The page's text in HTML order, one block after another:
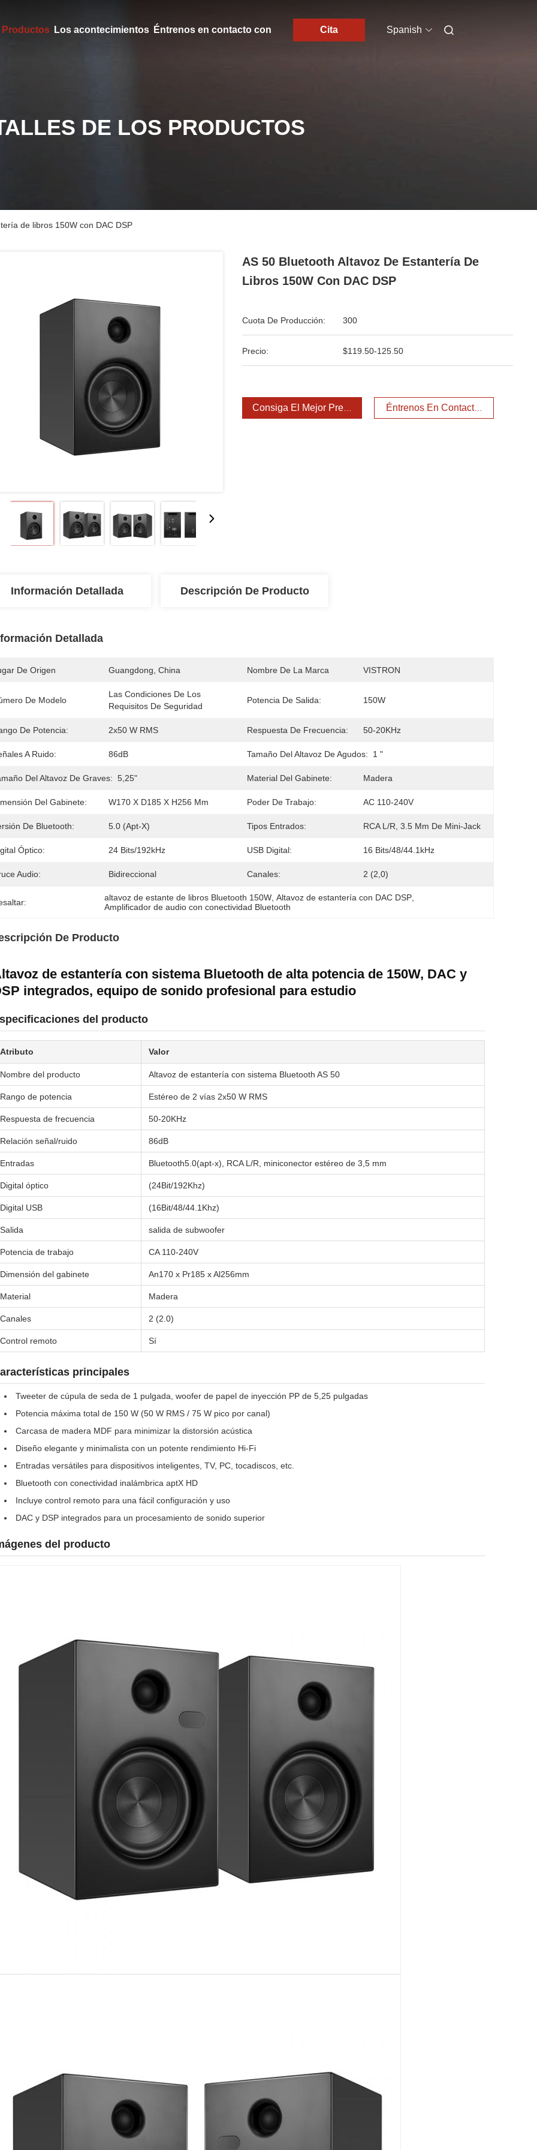
Productos Los acontecimientos Éntrenos en contacto con Cita Spanish
DE LOS PRODUCTOS
de libros 150W con DAC DSP
AS 50 Bluetooth Altavoz De Estantería De
Libros 150W Con DAC DSP
Cuota De Producción: 300
Precio: $119.50-125.50
Consiga El Mejor Precio Éntrenos En Contacto Con
Información Detallada Descripción De Producto
Detallada
De Origen Guangdong, China Nombre De La Marca VISTRON
De Modelo
Las Condiciones De Los
Requisitos De Seguridad
Potencia De Salida: 150W
De Potencia: 2x50 W RMS Respuesta De Frecuencia: 50-20KHz
A Ruido: 86dB Tamaño Del Altavoz De Agudos: 1 "
Del Altavoz De Graves: 5,25" Material Del Gabinete: Madera
Del Gabinete: W170 X D185 X H256 Mm Poder De Trabajo: AC 110-240V
De Bluetooth: 5.0 (apt-X) Tipos Entrados: RCA L/R, 3.5 Mm De Mini-Jack
Óptico: 24 Bits/192kHz USB Digital: 16 Bits/48/44.1kHz
Audio: Bidireccional Canales: 2 (2,0)
altavoz de estante de libros Bluetooth 150W , Altavoz de estantería con DAC DSP
Amplificador de audio con conectividad Bluetooth
De Producto
de estantería con sistema Bluetooth de alta potencia de 150W, DAC y
integrados, equipo de sonido profesional para estudio
del producto
Atributo Valor
Nombre del producto Altavoz de estantería con sistema Bluetooth AS 50
Rango de potencia Estéreo de 2 vías 2x50 W RMS
Respuesta de frecuencia 50-20KHz
Relación señal/ruido 86dB
Entradas Bluetooth5.0(apt-x), RCA L/R, miniconector estéreo de 3,5 mm
Digital óptico (24Bit/192Khz)
Digital USB (16Bit/48/44.1Khz)
Salida salida de subwoofer
Potencia de trabajo CA 110-240V
Dimensión del gabinete An170 x Pr185 x Al256mm
Material Madera
Canales 2 (2.0)
Control remoto Sí
principales
Tweeter de cúpula de seda de 1 pulgada, woofer de papel de inyección PP de 5,25 pulgadas
Potencia máxima total de 150 W (50 W RMS / 75 W pico por canal)
Carcasa de madera MDF para minimizar la distorsión acústica
Diseño elegante y minimalista con un potente rendimiento Hi-Fi
Entradas versátiles para dispositivos inteligentes, TV, PC, tocadiscos, etc.
Bluetooth con conectividad inalámbrica aptX HD
Incluye control remoto para una fácil configuración y uso
DAC y DSP integrados para un procesamiento de sonido superior
del producto